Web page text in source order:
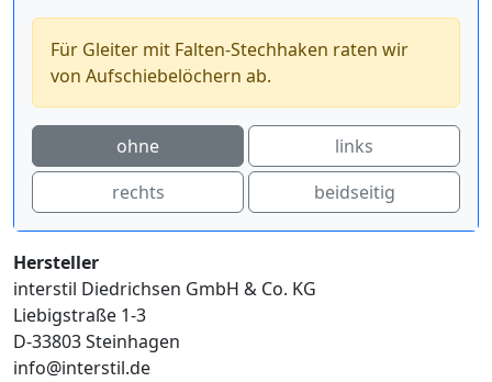
Für Gleiter mit Falten-Stechhaken raten wir
von Aufschiebelöchern ab.
ohne
links
rechts
beidseitig
Hersteller
interstil Diedrichsen GmbH & Co. KG
Liebigstraße 1-3
D-33803 Steinhagen
info@interstil.de